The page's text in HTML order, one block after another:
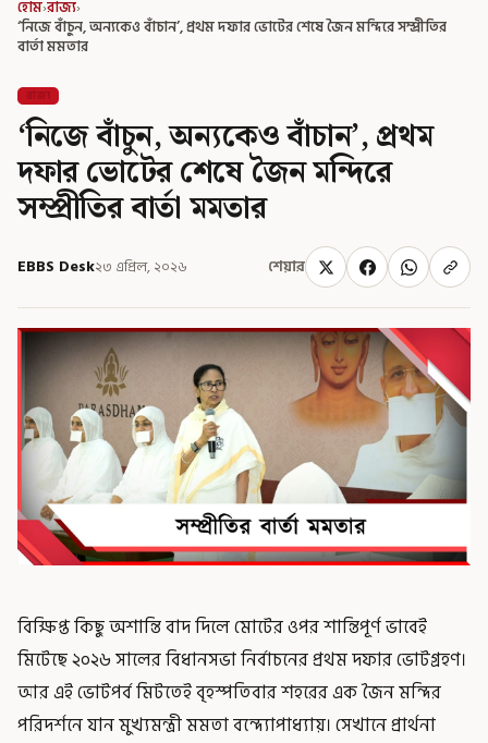
হোম›রাজ্য›
‘নিজে বাঁচুন, অন্যকেও বাঁচান’, প্রথম দফার ভোটের শেষে জৈন মন্দিরে সম্প্রীতির
বার্তা মমতার
রাজ্য
‘নিজে বাঁচুন, অন্যকেও বাঁচান’, প্রথম
দফার ভোটের শেষে জৈন মন্দিরে
সম্প্রীতির বার্তা মমতার
EBBS Desk২৩ এপ্রিল, ২০২৬ শেয়ার
বিক্ষিপ্ত কিছু অশান্তি বাদ দিলে মোটের ওপর শান্তিপূর্ণ ভাবেই
মিটেছে ২০২৬ সালের বিধানসভা নির্বাচনের প্রথম দফার ভোটগ্রহণ।
আর এই ভোটপর্ব মিটতেই বৃহস্পতিবার শহরের এক জৈন মন্দির
পরিদর্শনে যান মুখ্যমন্ত্রী মমতা বন্দ্যোপাধ্যায়। সেখানে প্রার্থনা